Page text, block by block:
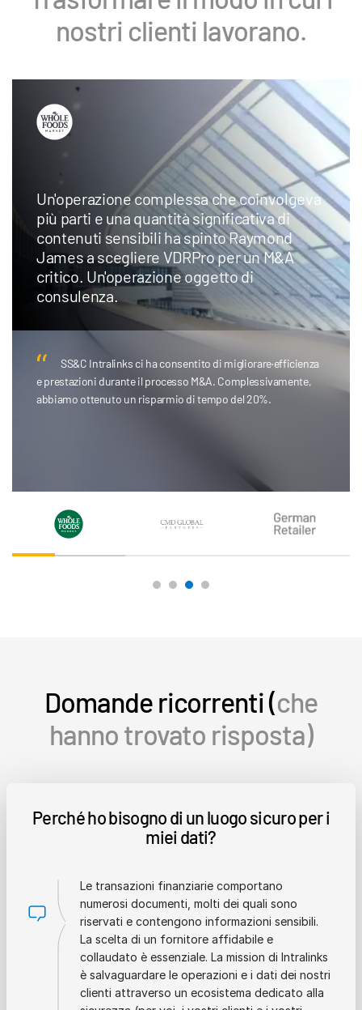
nostri clienti lavorano.
La banca d'investimento boutique con
sede a Chicago adotta Intralinks AI
Redaction per risparmiare tempo e denaro
e reindirizzare le risorse dei team che si
occupano di operazioni verso un lavoro di
maggior valore.
La Redaction AI è stata un fattore trasformativo... Non
ho bisogno che qualcuno del mio team passi centinaia di ore
a selezionare pagine o a dimensionare documenti.
Domande ricorrenti (che
hanno trovato risposta)
Perché ho bisogno di un luogo sicuro per i
miei dati?
Le transazioni finanziarie comportano
numerosi documenti, molti dei quali sono
riservati e contengono informazioni sensibili.
La scelta di un fornitore affidabile e
collaudato è essenziale. La mission di Intralinks
è salvaguardare le operazioni e i dati dei nostri
clienti attraverso un ecosistema dedicato alla